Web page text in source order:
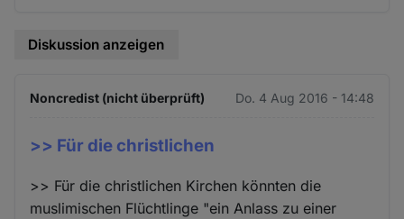
Diskussion anzeigen
Noncredist (nicht überprüft) Do. 4 Aug 2016 - 14:48
>> Für die christlichen
>> Für die christlichen Kirchen könnten die
muslimischen Flüchtlinge "ein Anlass zu einer